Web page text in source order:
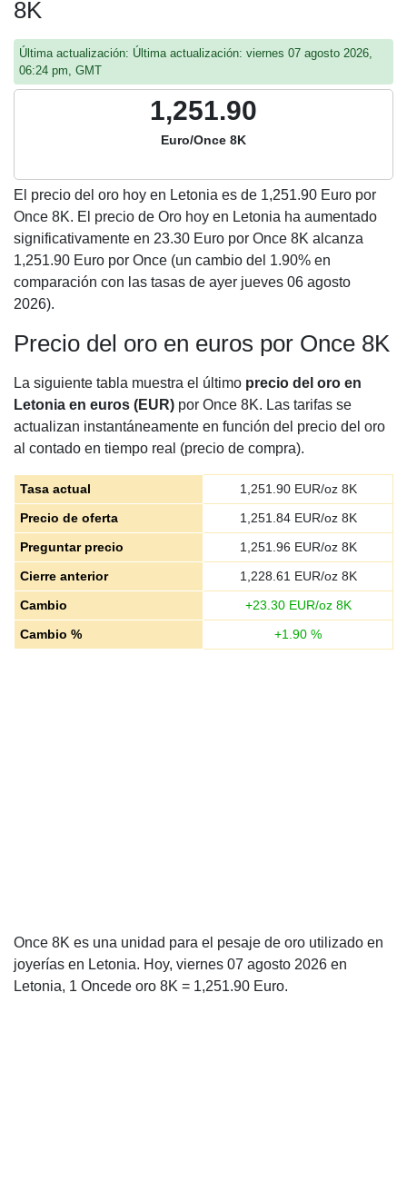
8K
Última actualización: Última actualización: viernes 07 agosto 2026,
06:24 pm, GMT
1,251.90
Euro/Once 8K
El precio del oro hoy en Letonia es de 1,251.90 Euro por
Once 8K. El precio de Oro hoy en Letonia ha aumentado
significativamente en 23.30 Euro por Once 8K alcanza
1,251.90 Euro por Once (un cambio del 1.90% en
comparación con las tasas de ayer jueves 06 agosto
2026).
Precio del oro en euros por Once 8K
La siguiente tabla muestra el último precio del oro en
Letonia en euros (EUR) por Once 8K. Las tarifas se
actualizan instantáneamente en función del precio del oro
al contado en tiempo real (precio de compra).
Tasa actual 1,251.90EUR/oz 8K
Precio de oferta
1,251.84EUR/oz 8K
Preguntar precio
1,251.96 EUR/oz 8K
Cierre anterior
1,228.61 EUR/oz 8K
Cambio
+23.30EUR/oz 8K
Cambio %
+1.90 %
Once 8K es una unidad para el pesaje de oro utilizado en
joyerías en Letonia. Hoy, viernes 07 agosto 2026 en
Letonia, 1 Oncede oro 8K = 1,251.90 Euro.